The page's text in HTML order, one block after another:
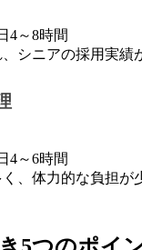
4～8時間
シニアの採用実績
4～6時間
、体力的な負担が